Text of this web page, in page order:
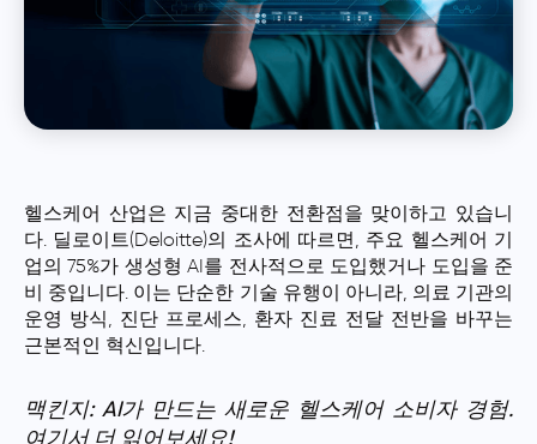
헬스케어 산업은 지금 중대한 전환점을 맞이하고 있습니
다. 딜로이트(Deloitte)의 조사에 따르면, 주요 헬스케어 기
업의 75%가 생성형 AI를 전사적으로 도입했거나 도입을 준
비 중입니다. 이는 단순한 기술 유행이 아니라, 의료 기관의
운영 방식, 진단 프로세스, 환자 진료 전달 전반을 바꾸는
근본적인 혁신입니다.
맥킨지: AI가 만드는 새로운 헬스케어 소비자 경험.
여기서 더 읽어보세요!